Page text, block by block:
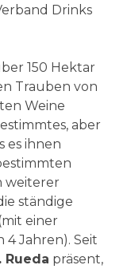
Drinks
150 Hektar
Trauben von
Weine
aber
es ihnen
weiterer
ständige
einer
Jahren). Seit
Rueda präsent,